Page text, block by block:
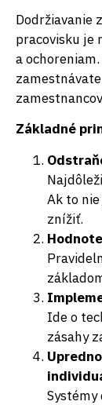
Dodržiavanie
pracovisku je
a
Základné
Ak to
znížiť.
Ide o
zásahy
Systémy